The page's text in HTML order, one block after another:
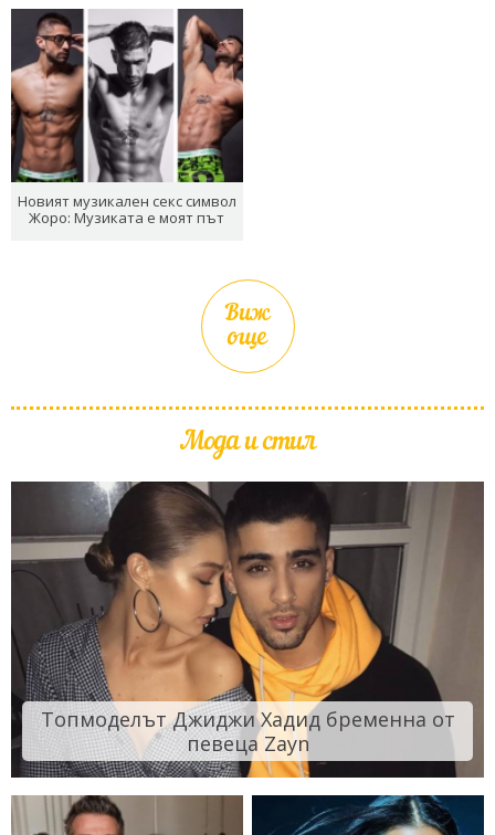
Новият музикален секс символ
Жоро: Музиката е моят път
Виж
още
Мода и стил
Топмоделът Джиджи Хадид бременна от
певеца Zayn